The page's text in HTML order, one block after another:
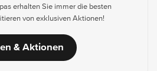
erhalten Sie immer die besten
von exklusiven Aktionen!
& Aktionen